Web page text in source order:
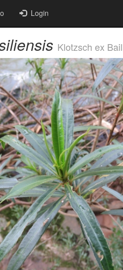
Login
Klotzsch ex